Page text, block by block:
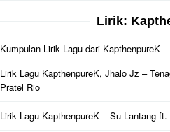
Lirik:
Kumpulan Lirik Lagu dari KapthenpureK
Lirik Lagu KapthenpureK, Jhalo Jz –
Pratel Rio
Lirik Lagu KapthenpureK – Su Lantang